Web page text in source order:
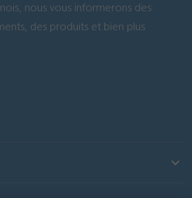
nous vous informerons des
des produits et bien plus